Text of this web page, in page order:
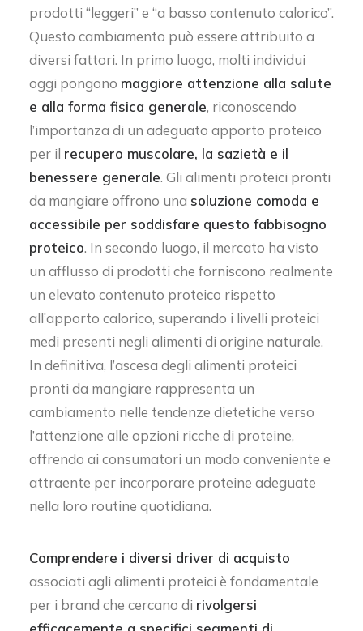
prodotti “leggeri” e “a basso contenuto calorico”.
Questo cambiamento può essere attribuito a
diversi fattori. In primo luogo, molti individui
oggi pongono maggiore attenzione alla salute
e alla forma fisica generale, riconoscendo
l’importanza di un adeguato apporto proteico
per il recupero muscolare, la sazietà e il
benessere generale. Gli alimenti proteici pronti
da mangiare offrono una soluzione comoda e
accessibile per soddisfare questo fabbisogno
proteico. In secondo luogo, il mercato ha visto
un afflusso di prodotti che forniscono realmente
un elevato contenuto proteico rispetto
all’apporto calorico, superando i livelli proteici
medi presenti negli alimenti di origine naturale.
In definitiva, l’ascesa degli alimenti proteici
pronti da mangiare rappresenta un
cambiamento nelle tendenze dietetiche verso
l’attenzione alle opzioni ricche di proteine,
offrendo ai consumatori un modo conveniente e
attraente per incorporare proteine adeguate
nella loro routine quotidiana.
Comprendere i diversi driver di acquisto
associati agli alimenti proteici è fondamentale
per i brand che cercano di rivolgersi